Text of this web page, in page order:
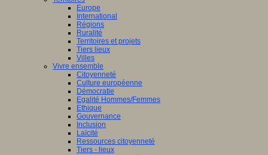
Europe
International
Régions
Ruralité
Territoires et projets
Tiers lieux
Villes
Vivre ensemble
Citoyenneté
Culture européenne
Démocratie
Egalité Hommes/Femmes
Ethique
Gouvernance
Inclusion
Laïcité
Ressources citoyenneté
Tiers - lieux